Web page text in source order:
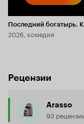
Последний богатырь.
2026, комедия
Рецензии
Arasso
93